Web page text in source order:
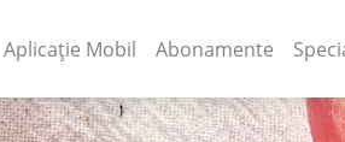
Aplicație Mobil (current)
Abonamente